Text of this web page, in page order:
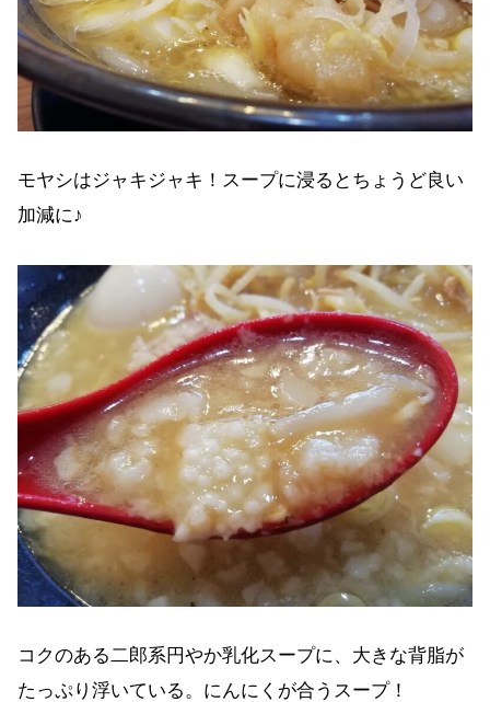
モヤシはジャキジャキ！スープに浸るとちょうど良い
加減に♪
コクのある二郎系円やか乳化スープに、大きな背脂が
たっぷり浮いている。にんにくが合うスープ！